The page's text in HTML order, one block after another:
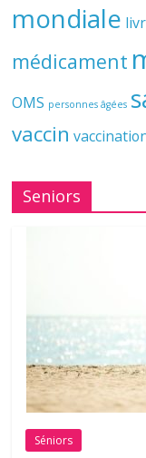
mondiale
médicament
OMS personnes âgées
vaccin
Seniors
Séniors